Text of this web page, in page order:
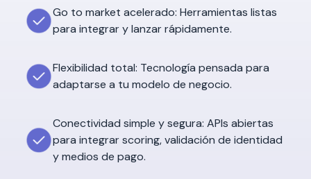
Go to market acelerado: Herramientas listas
para integrar y lanzar rápidamente.
Flexibilidad total: Tecnología pensada para
adaptarse a tu modelo de negocio.
Conectividad simple y segura: APIs abiertas
para integrar scoring, validación de identidad
y medios de pago.